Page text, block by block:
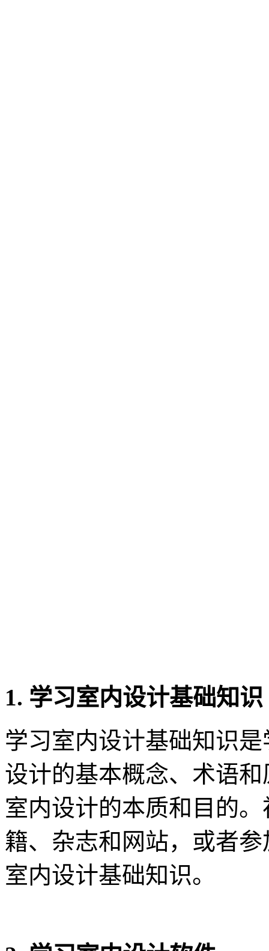
1. 学习室内设计基础知识
学习室内设计基础知识
设计的基本概念、术语
室内设计的本质和目的
籍、杂志和网站，或者
室内设计基础知识。